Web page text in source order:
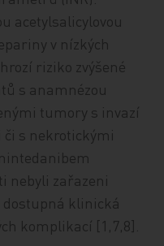
acetylsalicylovou
v nízkých
riziko zvýšené
s anamnézou
tumory s invazí
či s nekrotickými
nebyli zařazeni
klinická
komplikací [1,7,8].